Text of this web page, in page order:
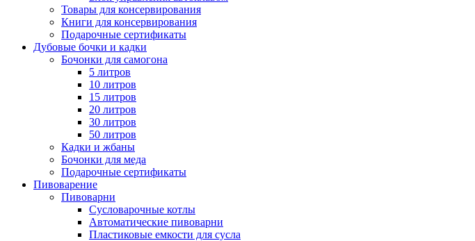
Товары для консервирования
Книги для консервирования
Подарочные сертификаты
Дубовые бочки и кадки
Бочонки для самогона
5 литров
10 литров
15 литров
20 литров
30 литров
50 литров
Кадки и жбаны
Бочонки для меда
Подарочные сертификаты
Пивоварение
Пивоварни
Сусловарочные котлы
Автоматические пивоварни
Пластиковые емкости для сусла